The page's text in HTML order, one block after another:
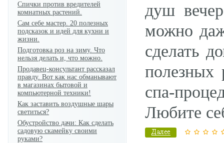
Спички против вредителей
комнатных растений.
Сам себе мастер. 20 полезных
подсказок и идей для кухни и
жизни.
Подготовка роз на зиму. Что
нельзя делать и, что можно.
Продавец-консультант рассказал
правду. Вот как нас обманывают
в магазинах бытовой и
компьютерной техники!
Как заставить воздушные шары
светиться?
Обустройство дачи: Как сделать
садовую скамейку своими
руками?
душ
можно
сделать
полезных
спа-
Любите